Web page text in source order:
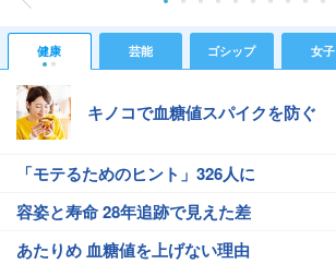
健康 芸能 ゴシップ 女子
キノコで血糖値スパイクを防ぐ
「モテるためのヒント」326人に
容姿と寿命 28年追跡で見えた差
あたりめ 血糖値を上げない理由